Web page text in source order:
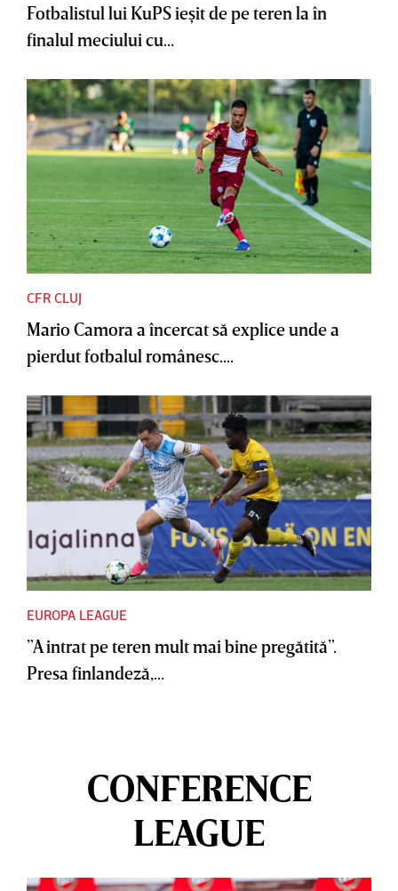
Fotbalistul lui KuPS ieşit de pe teren la în
finalul meciului cu...
CFR CLUJ
Mario Camora a încercat să explice unde a
pierdut fotbalul românesc....
EUROPA LEAGUE
”A intrat pe teren mult mai bine pregătită”.
Presa finlandeză,...
CONFERENCE
LEAGUE